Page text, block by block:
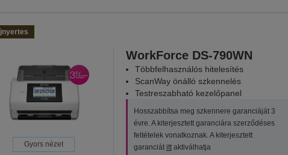
Gyors nézet
WorkForce DS-790WN
Többfelhasználós hitelesítés
ScanWay önálló szkennelés
Testreszabható kezelőpanel
Hosszabbítsa meg szkennere garanciáját 3
évre. A kiterjesztett garanciára szerződéses
feltételek vonatkoznak. A kiterjesztett
garanciát ittaktiválhatja